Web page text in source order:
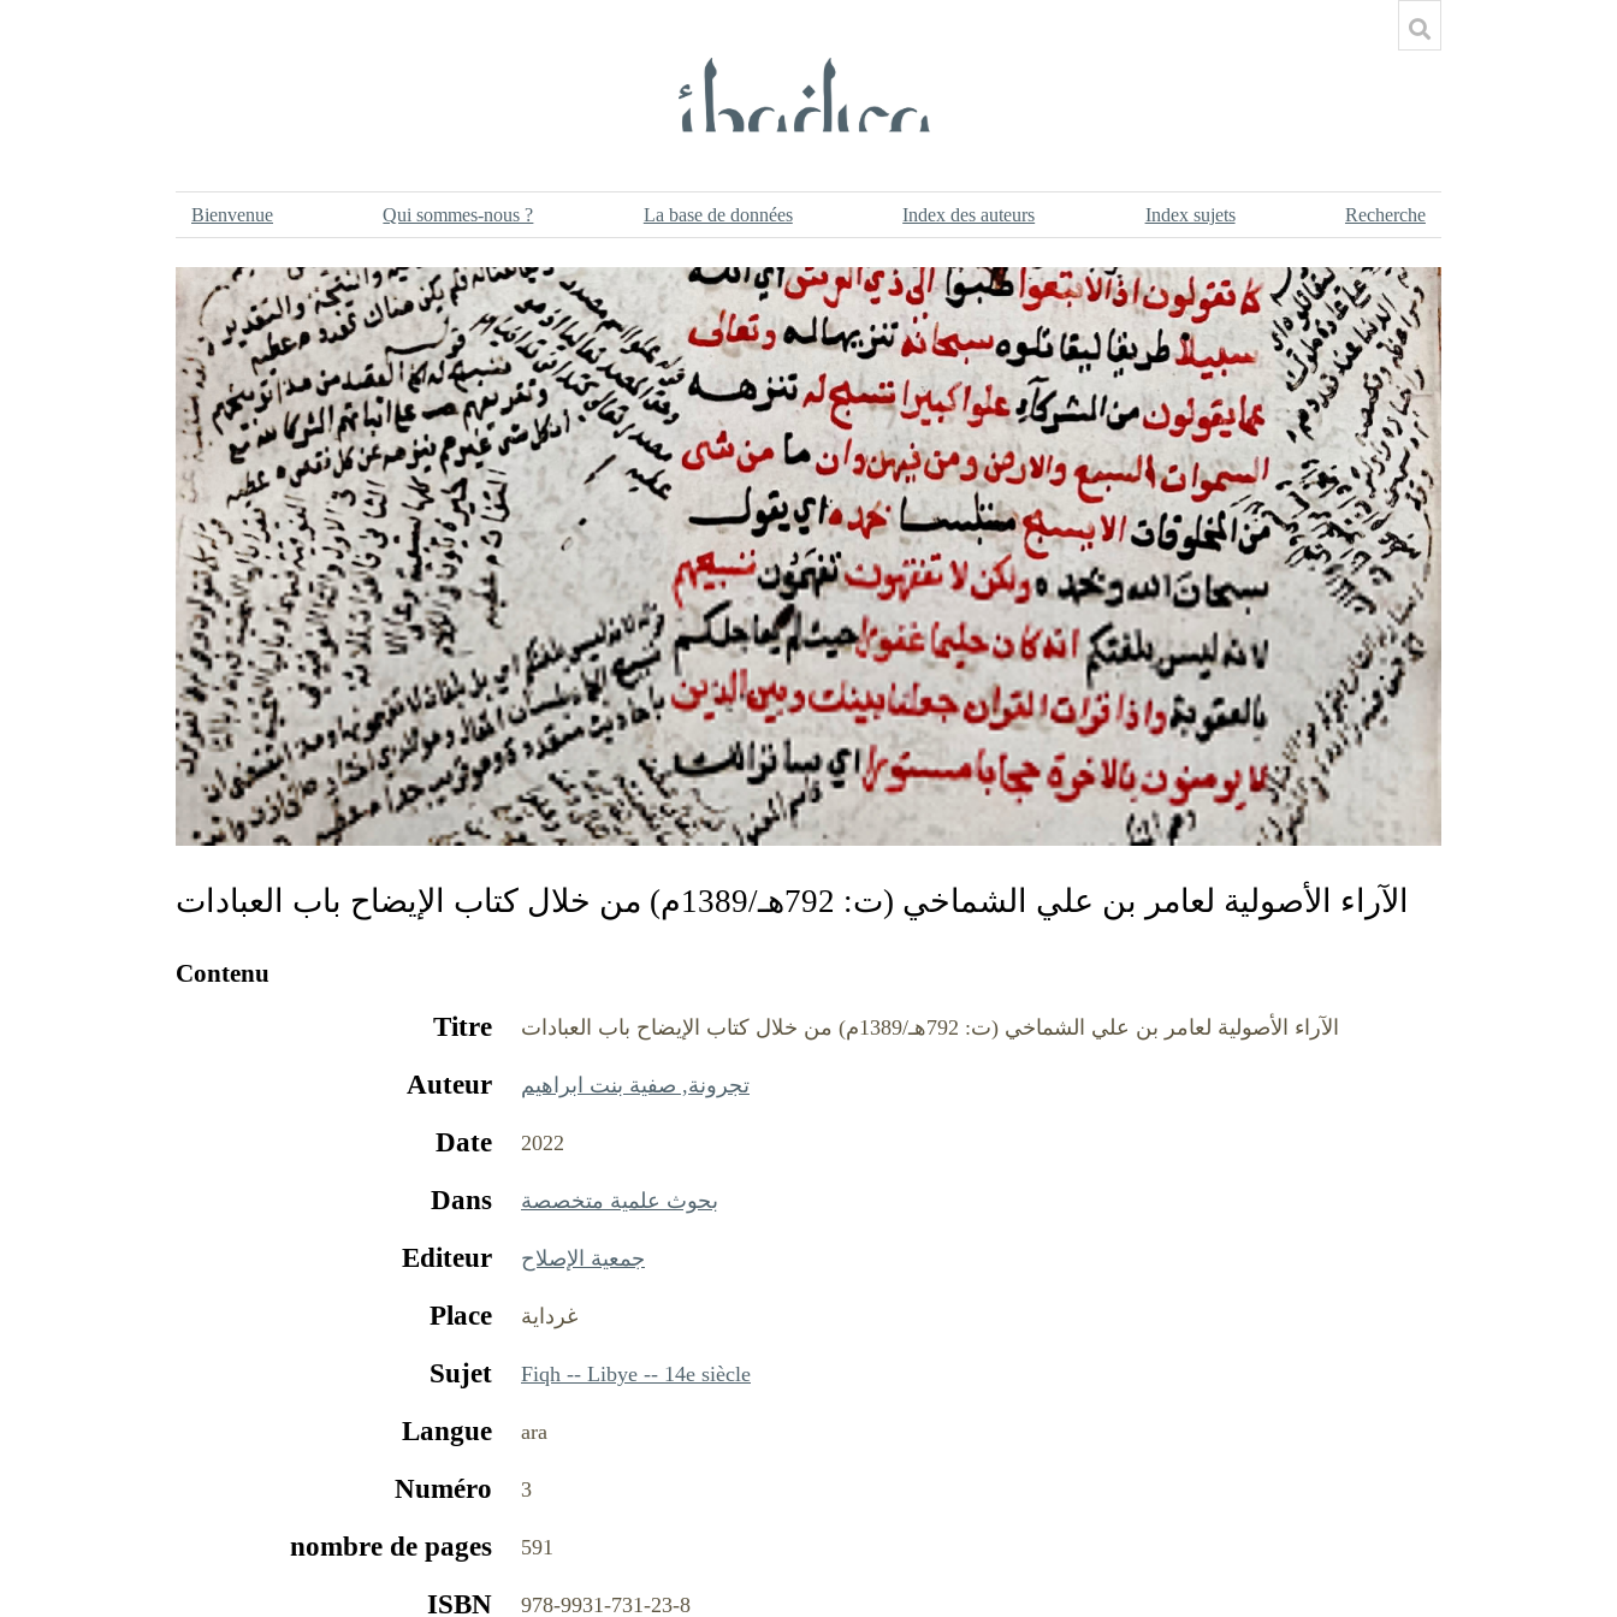
Bienvenue Qui sommes-nous ? La base de données Index des auteurs Index sujets Recherche
الآراء الأصولية لعامر بن علي الشماخي (ت: 792هـ/1389م) من خلال كتاب الإيضاح باب العبادات
Contenu
Titre الآراء الأصولية لعامر بن علي الشماخي (ت: 792هـ/1389م) من خلال كتاب الإيضاح باب العبادات
Auteur تجرونة, صفية بنت ابراهيم
Date 2022
Dans بحوث علمية متخصصة
Editeur جمعية الإصلاح
Place غرداية
Sujet Fiqh -- Libye -- 14e siècle
Langue ara
Numéro 3
nombre de pages 591
ISBN 978-9931-731-23-8